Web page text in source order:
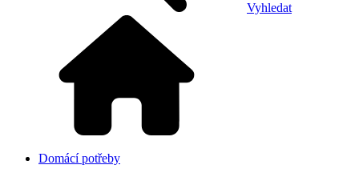
Vyhledat
Domácí potřeby